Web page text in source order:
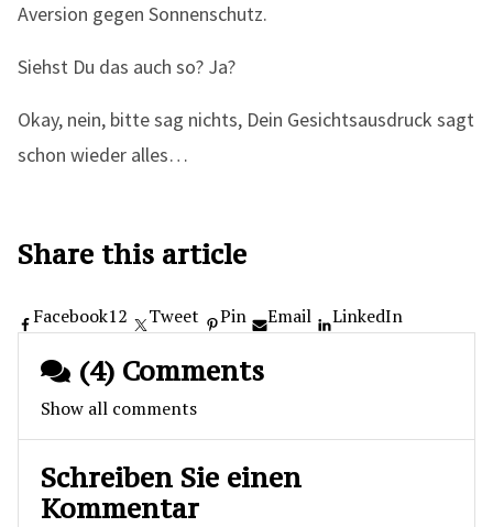
Aversion gegen Sonnenschutz.
Siehst Du das auch so? Ja?
Okay, nein, bitte sag nichts, Dein Gesichtsausdruck sagt
schon wieder alles…
Share this article
Facebook12 Tweet Pin Email LinkedIn
(4) Comments
Show all comments
Schreiben Sie einen
Kommentar